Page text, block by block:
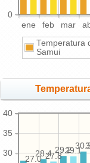
ene feb mar
0
Temperatura
Samui
30
35
40
29.2
28.4 29.1
27.8
27.0